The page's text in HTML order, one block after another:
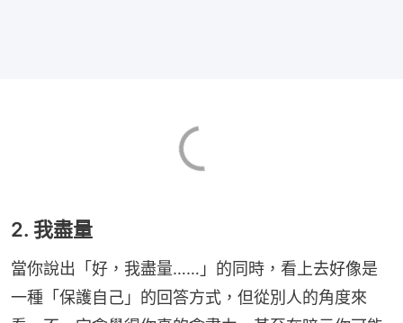
2. 我盡量
當你說出「好，我盡量……」的同時，看上去好像是
一種「保護自己」的回答方式，但從別人的角度來